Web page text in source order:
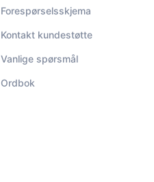
Forespørselsskjema
Kontakt kundestøtte
Vanlige spørsmål
Ordbok